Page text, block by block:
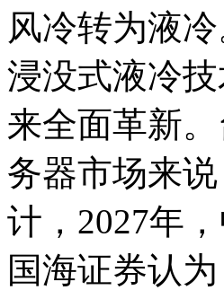
风冷转为液
浸没式液冷
来全面革新
务器市场来
计，2027年
国海证券认